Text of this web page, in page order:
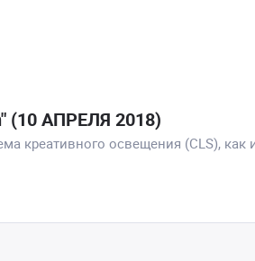
(10 АПРЕЛЯ 2018)
креативного освещения (CLS), как